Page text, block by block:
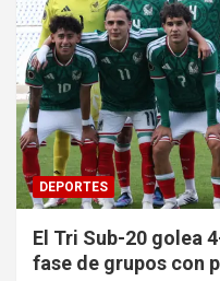
DEPORTES
El Tri Sub-20 golea
fase de grupos con